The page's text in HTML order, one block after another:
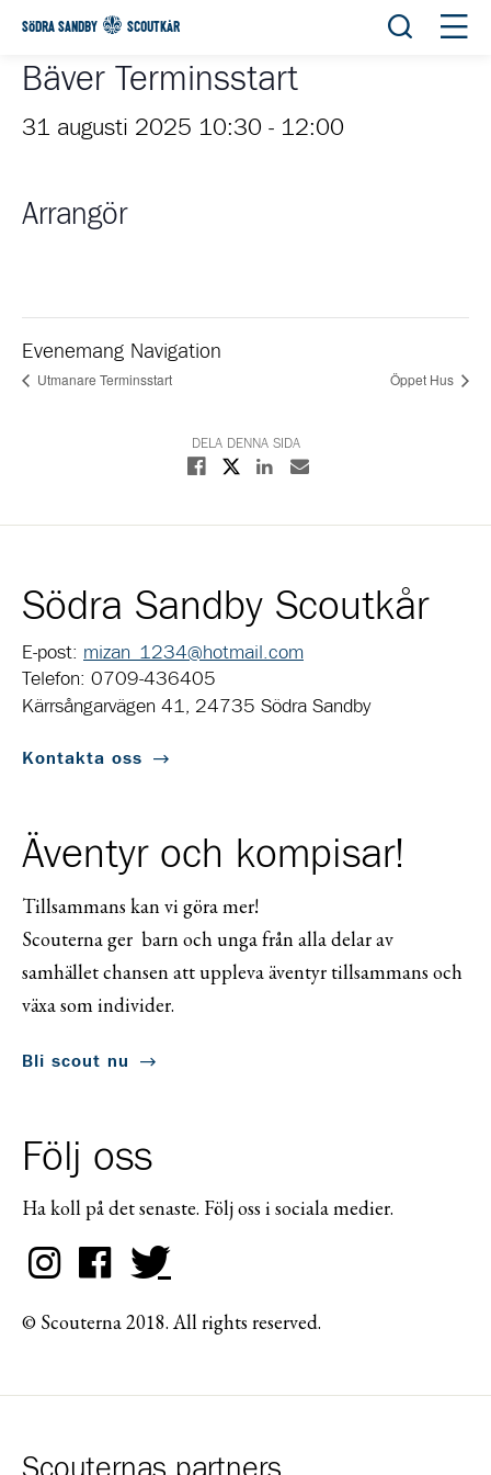
SÖDRA SANDBY SCOUTKÅR Öppna
Bäver Terminsstart
31 augusti 2025 10:30 - 12:00
Arrangör
Evenemang Navigation
Utmanare Terminsstart Öppet Hus
DELA DENNA SIDA
Dela på Facebook
Dela på XDela på Linkedin
Dela med E-post
Södra Sandby Scoutkår
E-post: mizan_1234@hotmail.com
Telefon: 0709-436405
Kärrsångarvägen 41, 24735 Södra Sandby
Kontakta oss
Äventyr och kompisar!
Tillsammans kan vi göra mer!
Scouterna ger barn och unga från alla delar av
samhället chansen att uppleva äventyr tillsammans och
växa som individer.
Bli scout nu
Följ oss
Ha koll på det senaste. Följ oss i sociala medier.
© Scouterna 2018. All rights reserved.